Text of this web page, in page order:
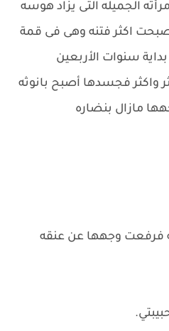
الجميله التى يزاد هوسه
اكثر فتنه وهى فى قمة
سنوات الأربعين
واكثر فجسدها أصبح بانوثه
مازال بنضاره
فرفعت وجهها عن عنقه